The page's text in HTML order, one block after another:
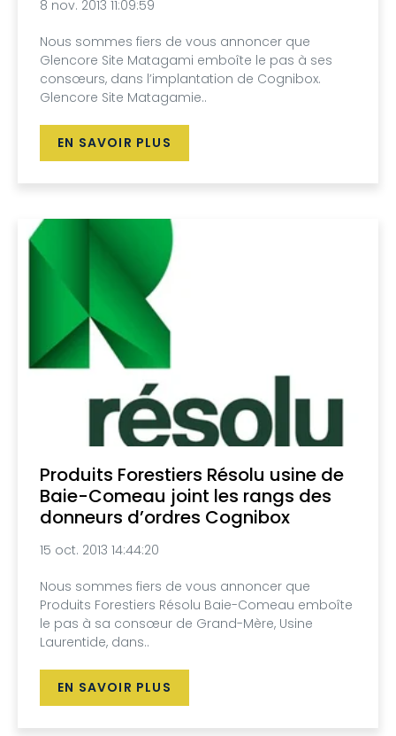
8 nov. 2013 11:09:59
Nous sommes fiers de vous annoncer que
Glencore Site Matagami emboîte le pas à ses
consœurs, dans l’implantation de Cognibox.
Glencore Site Matagamie..
EN SAVOIR PLUS
Produits Forestiers Résolu usine de
Baie-Comeau joint les rangs des
donneurs d’ordres Cognibox
15 oct. 2013 14:44:20
Nous sommes fiers de vous annoncer que
Produits Forestiers Résolu Baie-Comeau emboîte
le pas à sa consœur de Grand-Mère, Usine
Laurentide, dans..
EN SAVOIR PLUS